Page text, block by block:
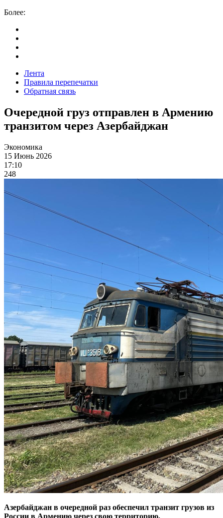
Более:
Лента
Правила перепечатки
Обратная связь
Очередной груз отправлен в Армению
транзитом через Азербайджан
Экономика
15 Июнь 2026
17:10
248
Азербайджан в очередной раз обеспечил транзит грузов из
России в Армению через свою территорию.